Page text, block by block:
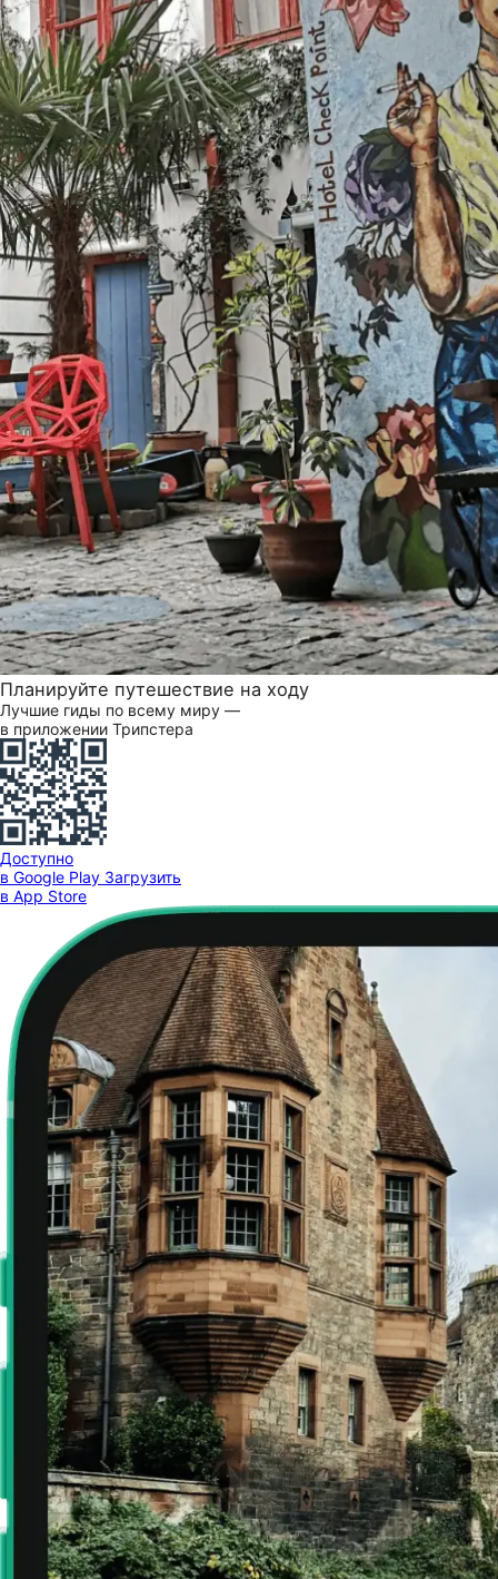
Планируйте путешествие на ходу
Лучшие гиды по всему миру —
в приложении Трипстера
Доступно
в Google Play Загрузить
в App Store